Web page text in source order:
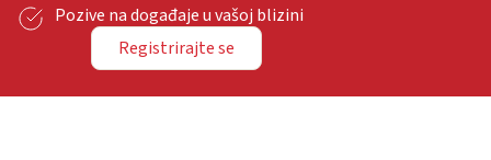
Pozive na događaje u vašoj blizini
Registrirajte se